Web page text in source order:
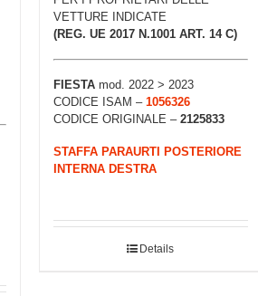
VETTURE INDICATE
(REG. UE 2017 N.1001 ART. 14 C)
FIESTAmod. 2022 > 2023
CODICE ISAM – 1056326
CODICE ORIGINALE – 2125833
STAFFA PARAURTI POSTERIORE
INTERNA DESTRA
Details